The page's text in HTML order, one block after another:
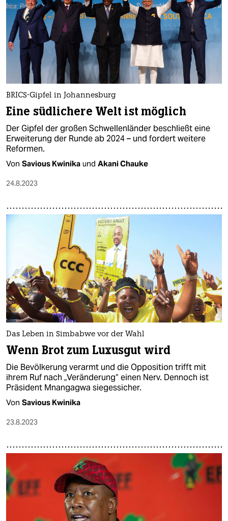
BRICS-Gipfel in Johannesburg
Eine südlichere Welt ist möglich
Der Gipfel der großen Schwellenländer beschließt eine
Erweiterung der Runde ab 2024 – und fordert weitere
Reformen.
Von Savious Kwinika und Akani Chauke
24.8.2023
Das Leben in Simbabwe vor der Wahl
Wenn Brot zum Luxusgut wird
Die Bevölkerung verarmt und die Opposition trifft mit
ihrem Ruf nach „Veränderung“ einen Nerv. Dennoch ist
Präsident Mnangagwa siegessicher.
Von Savious Kwinika
23.8.2023